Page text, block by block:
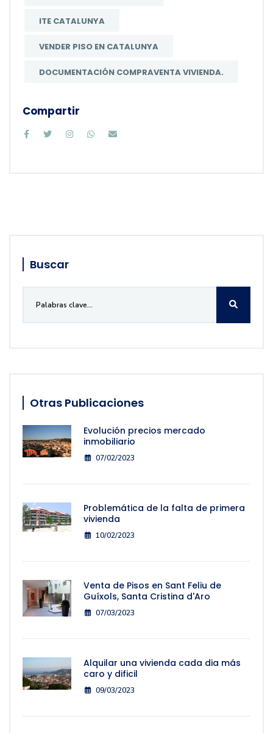
ITE CATALUNYA
VENDER PISO EN CATALUNYA
DOCUMENTACIÓN COMPRAVENTA VIVIENDA.
Compartir
Buscar
Otras Publicaciones
Evolución precios mercado
inmobiliario
07/02/2023
Problemática de la falta de primera
vivienda
10/02/2023
Venta de Pisos en Sant Feliu de
Guíxols, Santa Cristina d'Aro
07/03/2023
Alquilar una vivienda cada dia más
caro y dificil
09/03/2023